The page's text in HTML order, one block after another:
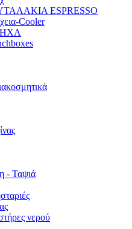
ESPRESSO
Cooler
- Ταψιά
νερού